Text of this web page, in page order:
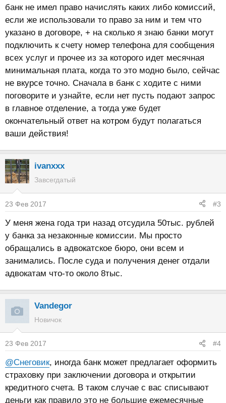
банк не имел право начислять каких либо комиссий,
если же использовали то право за ним и тем что
указано в договоре, + на сколько я знаю банки могут
подключить к счету номер телефона для сообщения
всех услуг и прочее из за которого идет месячная
минимальная плата, когда то это модно было, сейчас
не вкурсе точно. Сначала в банк с ходите с ними
поговорите и узнайте, если нет пусть подают запрос
в главное отделение, а тогда уже будет
окончательный ответ на котром будут полагаться
ваши действия!
ivanxxx
Завсегдатый
23 Фев 2017 #3
У меня жена года три назад отсудила 50тыс. рублей
у банка за незаконные комиссии. Мы просто
обращались в адвокатское бюро, они всем и
занимались. После суда и получения денег отдали
адвокатам что-то около 8тыс.
Vandegor
Новичок
23 Фев 2017 #4
@Снеговик, иногда банк может предлагает оформить
страховку при заключении договора и открытии
кредитного счета. В таком случае с вас списывают
деньги как правило это не большие ежемесячные